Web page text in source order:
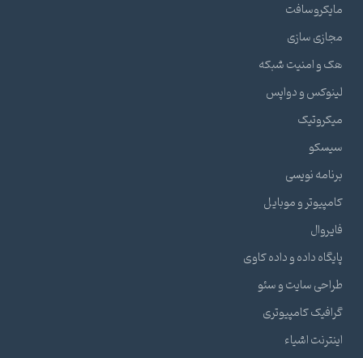
مایکروسافت
مجازی سازی
هک و امنیت شبکه
لینوکس و دواپس
میکروتیک
سیسکو
برنامه نویسی
کامپیوتر و موبایل
فایروال
پایگاه داده و داده کاوی
طراحی سایت و سئو
گرافیک کامپیوتری
اینترنت اشیاء